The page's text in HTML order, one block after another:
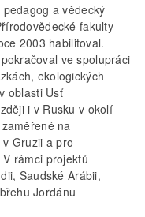
a vědecký
fakulty
2003 habilitoval.
ve spolupráci
ekologických
oblasti Usť
i v Rusku v okolí
na
Gruzii a pro
rámci projektů
Saudské Arábii,
Jordánu